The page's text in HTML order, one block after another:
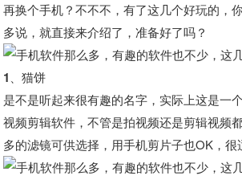
再换个手机？不不不，有了这几个好玩的，
多说，就直接来介绍了，准备好了吗？
1、猫饼
是不是听起来很有趣的名字，实际上这是一
视频剪辑软件，不管是拍视频还是剪辑视频
多的滤镜可供选择，用手机剪片子也OK，很